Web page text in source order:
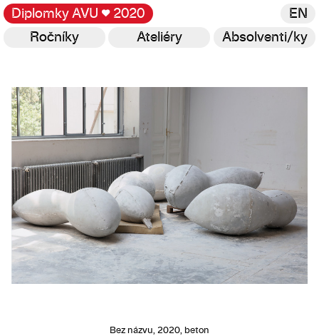
Diplomky AVU ♥ 2020
EN
Ročníky
Ateliéry Absolventi/ky
Bez názvu, 2020, beton